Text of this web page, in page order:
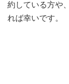
約している方や
れば幸いです。